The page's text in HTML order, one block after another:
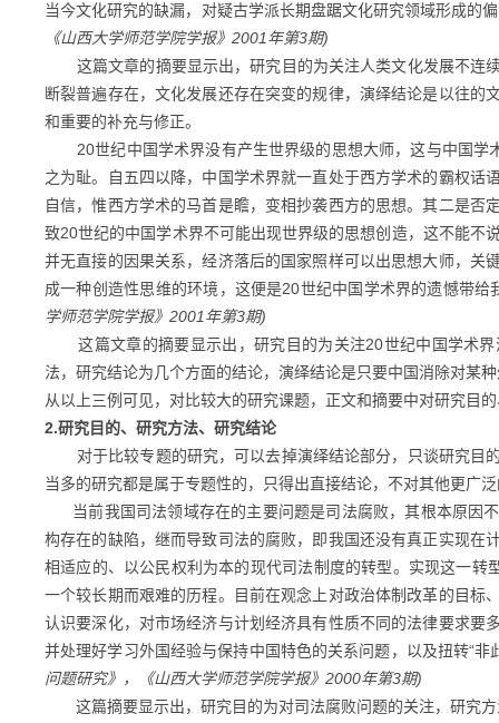
当今文化研究的缺漏，对疑古学派长期盘踞文化研究领域形成的
《山西大学师范学院学报》2001年第3期)
这篇文章的摘要显示出，研究目的为关注人类文化发展不连
断裂普遍存在，文化发展还存在突变的规律，演绎结论是以往
和重要的补充与修正。
20世纪中国学术界没有产生世界级的思想大师，这与中国学
之为耻。自五四以降，中国学术界就一直处于西方学术的霸权
自信，惟西方学术的马首是瞻，变相抄袭西方的思想。其二是
致20世纪的中国学术界不可能出现世界级的思想创造，这不能
并无直接的因果关系，经济落后的国家照样可以出思想大师，关
成一种创造性思维的环境，这便是20世纪中国学术界的遗憾带给
学师范学院学报》2001年第3期)
这篇文章的摘要显示出，研究目的为关注20世纪中国学术
法，研究结论为几个方面的结论，演绎结论是只要中国消除对某
从以上三例可见，对比较大的研究课题，正文和摘要中对研究目
2.研究目的、研究方法、研究结论
对于比较专题的研究，可以去掉演绎结论部分，只谈研究目
当多的研究都是属于专题性的，只得出直接结论，不对其他更广
当前我国司法领域存在的主要问题是司法腐败，其根本原因
构存在的缺陷，继而导致司法的腐败，即我国还没有真正实现在
相适应的、以公民权利为本的现代司法制度的转型。实现这一转
一个较长期而艰难的历程。目前在观念上对政治体制改革的目标
认识要深化，对市场经济与计划经济具有性质不同的法律要求要
并处理好学习外国经验与保持中国特色的关系问题，以及扭转“非
问题研究》，《山西大学师范学院学报》2000年第3期)
这篇摘要显示出，研究目的为对司法腐败问题的关注，研究方